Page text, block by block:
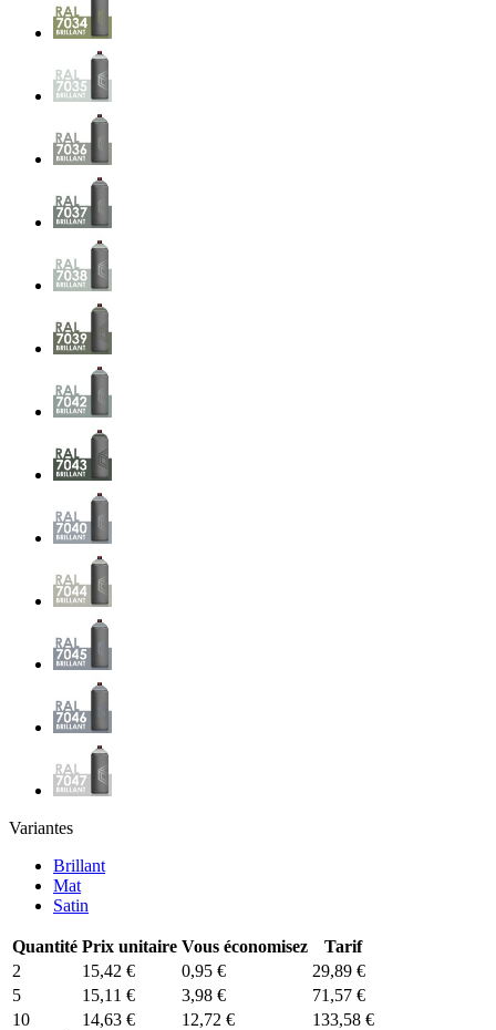
Variantes
Brillant
Mat
Satin
Quantité Prix unitaire Vous économisez
Tarif
2
15,42 € 0,95 €
29,89 €
5
15,11 € 3,98 €
71,57 €
10
14,63 € 12,72 €
133,58 €